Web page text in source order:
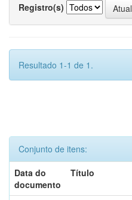
Registro(s)
Resultado 1-1 de 1.
Conjunto de itens:
Data do
documento
Título